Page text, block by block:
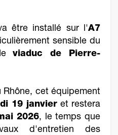
être installé sur l'A7
sensible du
leviaduc de Pierre-
cet équipement
19 janvieret restera
2026, le temps que
d'entretien des